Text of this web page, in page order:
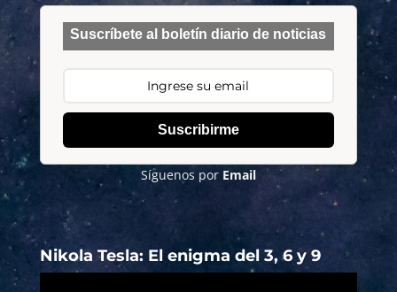
Suscríbete al boletín diario de noticias
Suscribirme
Síguenos por Email
Nikola Tesla: El enigma del 3, 6 y 9